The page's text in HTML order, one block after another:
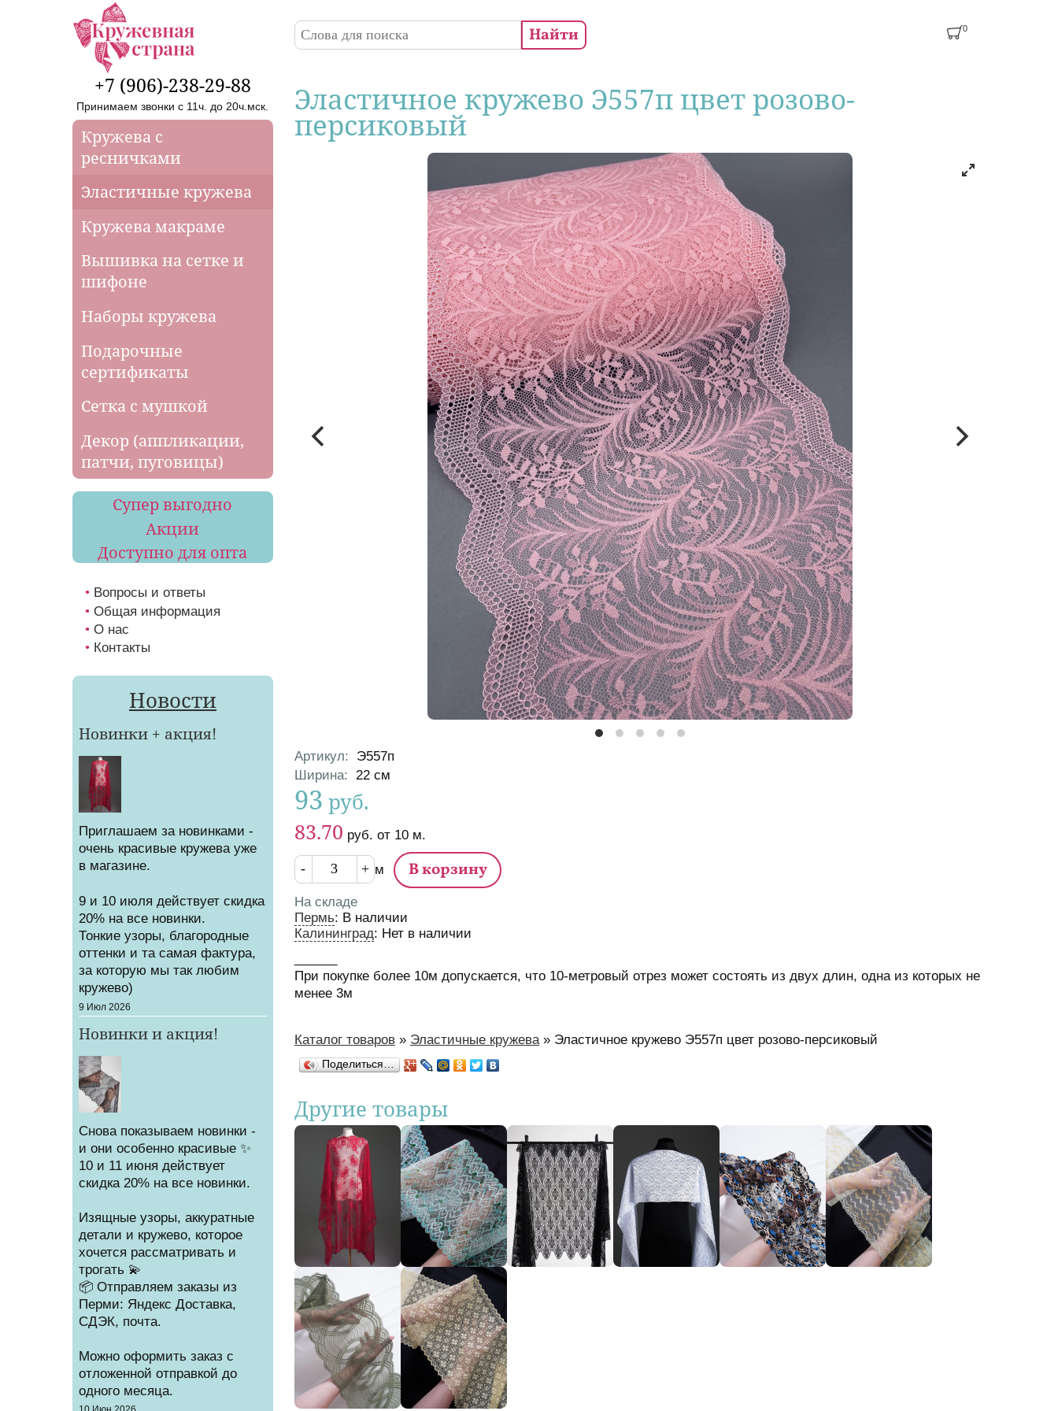
Перейти к основному содержанию
Форма поиска
Поиск 0
Эластичное кружево Э557п цвет розово-
персиковый
Артикул:
Э557п
Характеристики
Ширина: 22 см
Цена
93 руб.
Цена от
83.70 руб. от 10 м.
Кол-во
м
На складе
Пермь: В наличии
Калининград: Нет в наличии
При покупке более 10м допускается, что 10-метровый отрез может состоять из двух длин, одна из которых не
менее 3м
Вы здесь
Каталог товаров » Эластичные кружева» Эластичное кружево Э557п цвет розово-персиковый
Поделиться…
Другие товары
+7 (906)-238-29-88
Принимаем звонки с 11ч. до 20ч.мск.
Кружева с
ресничками
Эластичные кружева
Кружева макраме
Вышивка на сетке и
шифоне
Наборы кружева
Подарочные
сертификаты
Сетка с мушкой
Декор (аппликации,
патчи, пуговицы)
Супер выгодно
Акции
Доступно для опта
Вопросы и ответы
Общая информация
О нас
Контакты
Новости
Новинки + акция!
Приглашаем за новинками -
очень красивые кружева уже
в магазине.
9 и 10 июля действует скидка
20% на все новинки.
Тонкие узоры, благородные
оттенки и та самая фактура,
за которую мы так любим
кружево)
Создано
9 Июл 2026
Новинки и акция!
Снова показываем новинки -
и они особенно красивые ✨
10 и 11 июня действует
скидка 20% на все новинки.
Изящные узоры, аккуратные
детали и кружево, которое
хочется рассматривать и
трогать 💫
📦 Отправляем заказы из
Перми: Яндекс Доставка,
СДЭК, почта.
Можно оформить заказ с
отложенной отправкой до
одного месяца.